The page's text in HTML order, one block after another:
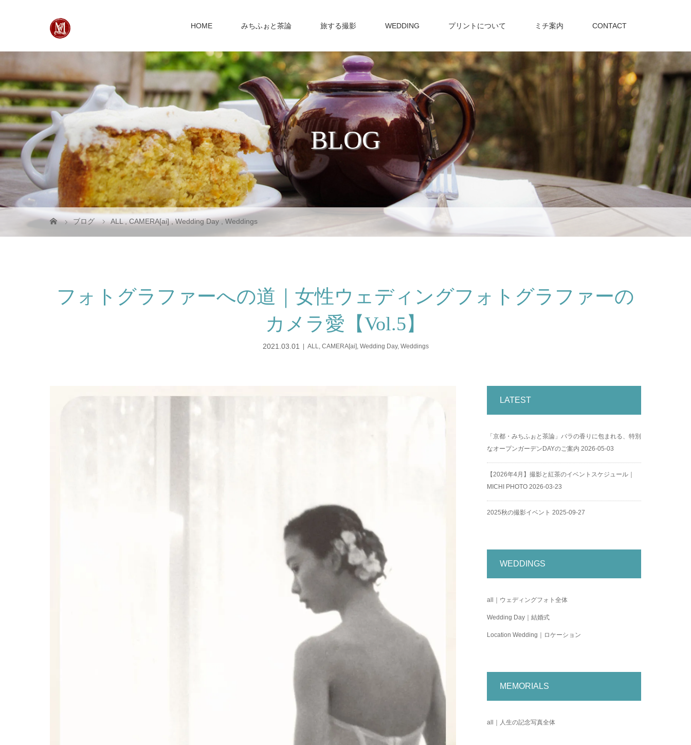
HOME みちふぉと茶論 旅する撮影 WEDDING プリントについて ミチ案内 CONTACT
BLOG
ブログ ALL ,CAMERA[ai] ,Wedding Day ,Weddings
フォトグラファーへの道｜女性ウェディングフォトグラファーの
カメラ愛【Vol.5】
2021.03.01 ALL, CAMERA[ai], Wedding Day, Weddings
LATEST
「京都・みちふぉと茶論」バラの香りに包まれる、特別
なオープンガーデンDAYのご案内 2026-05-03
【2026年4月】撮影と紅茶のイベントスケジュール｜
MICHI PHOTO 2026-03-23
2025秋の撮影イベント 2025-09-27
WEDDINGS
all｜ウェディングフォト全体
Wedding Day｜結婚式
Location Wedding｜ロケーション
MEMORIALS
all｜人生の記念写真全体